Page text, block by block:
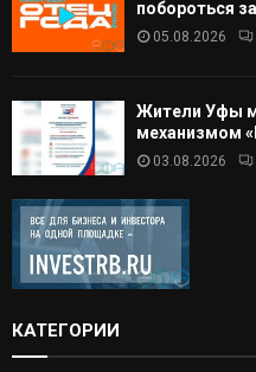
побороться
05.08.2026
Жители Уфы
механизмом
03.08.2026
КАТЕГОРИИ